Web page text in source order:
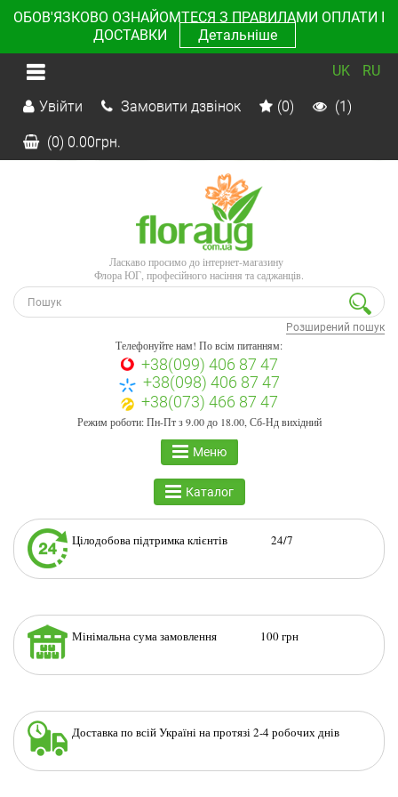
ОБОВ'ЯЗКОВО ОЗНАЙОМТЕСЯ З ПРАВИЛАМИ ОПЛАТИ І
ДОСТАВКИ
Детальніше
UK RU
Увійти Замовити дзвінок (0) (1)
(0) 0.00грн.
Ласкаво просимо до інтернет-магазину
Флора ЮГ, професійного насіння та саджанців.
Розширений пошук
Телефонуйте нам! По всім питанням:
+38(099) 406 87 47
+38(098) 406 87 47
+38(073) 466 87 47
Режим роботи: Пн-Пт з 9.00 до 18.00, Сб-Нд вихідний
Меню
Каталог
Цілодобова підтримка клієнтів 24/7
Мінімальна сума замовлення 100 грн
Доставка по всій Україні на протязі 2-4 робочих днів